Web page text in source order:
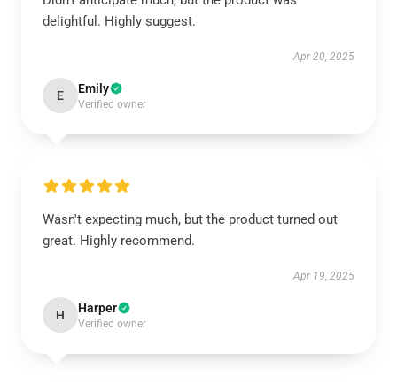
delightful. Highly suggest.
Apr 20, 2025
E Emily
Verified owner
Wasn't expecting much, but the product turned out
great. Highly recommend.
Apr 19, 2025
H Harper
Verified owner